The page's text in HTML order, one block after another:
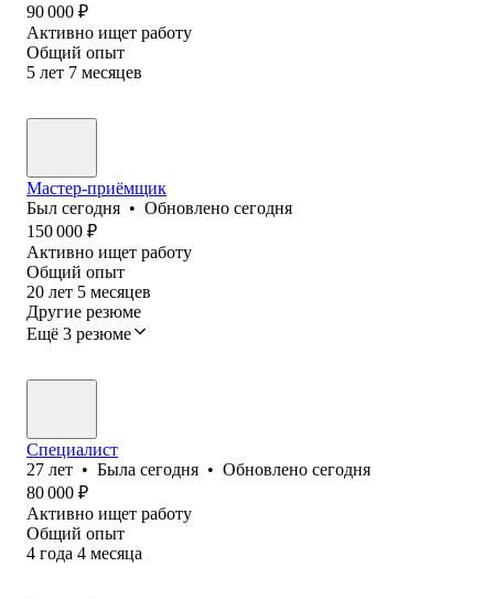
90 000 ₽
Активно ищет работу
Общий опыт
5 лет 7 месяцев
Мастер-приёмщик
Был сегодня • Обновлено сегодня
150 000 ₽
Активно ищет работу
Общий опыт
20 лет 5 месяцев
Другие резюме
Ещё 3 резюме
Специалист
27 лет • Была сегодня • Обновлено сегодня
80 000 ₽
Активно ищет работу
Общий опыт
4 года 4 месяца